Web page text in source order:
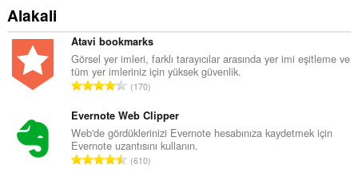
Alakali
Atavi bookmarks
Görsel yer imleri, farklı tarayıcılar arasında yer imi eşitleme ve
tüm yer imleriniz için yüksek güvenlik.
T
p
l
a
m
170
Evernote Web Clipper
Web'de gördüklerinizi Evernote hesabınıza kaydetmek için
Evernote uzantısını kullanın.
T610